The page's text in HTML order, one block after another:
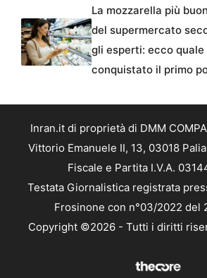
La mozzarella più
del supermercato
gli esperti: ecco quale
conquistato il primo
Inran.it di proprietà di DMM
Vittorio Emanuele II, 13, 03018
Fiscale e Partita I.V.A.
Testata Giornalistica registrata
Frosinone con n°03/2022 del
Copyright ©2026 - Tutti i diritti